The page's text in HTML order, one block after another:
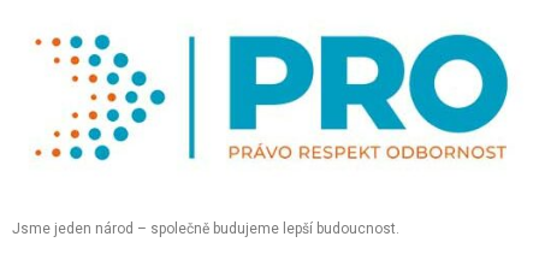
Jsme jeden národ – společně budujeme lepší budoucnost.